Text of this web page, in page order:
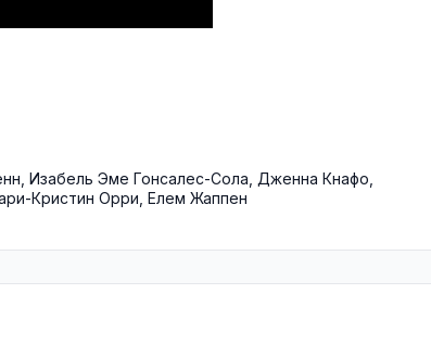
Изабель Эме Гонсалес-Сола Дженна Кнафо
Кристин Орри Елем Жаппен